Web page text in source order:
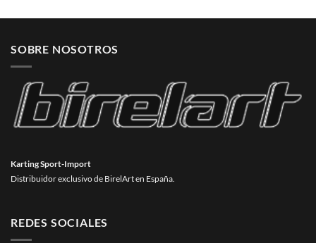
SOBRE NOSOTROS
Karting Sport-Import
Distribuidor exclusivo de BirelArt en España.
REDES SOCIALES